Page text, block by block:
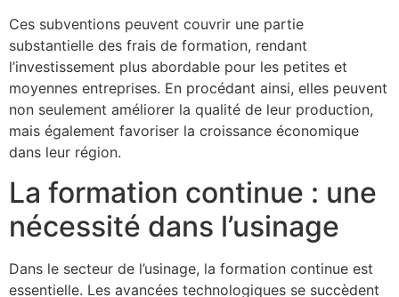
Ces subventions peuvent couvrir une partie
substantielle des frais de formation, rendant
l’investissement plus abordable pour les petites et
moyennes entreprises. En procédant ainsi, elles peuvent
non seulement améliorer la qualité de leur production,
mais également favoriser la croissance économique
dans leur région.
La formation continue : une
nécessité dans l’usinage
Dans le secteur de l’usinage, la formation continue est
essentielle. Les avancées technologiques se succèdent